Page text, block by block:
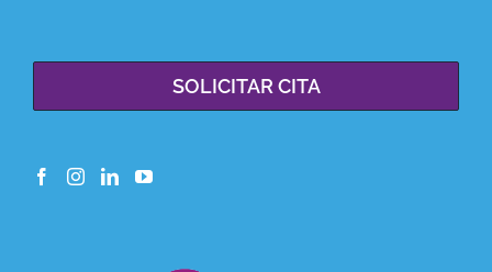
SOLICITAR CITA